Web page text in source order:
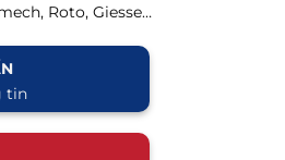
Roto, Giesse…
tin